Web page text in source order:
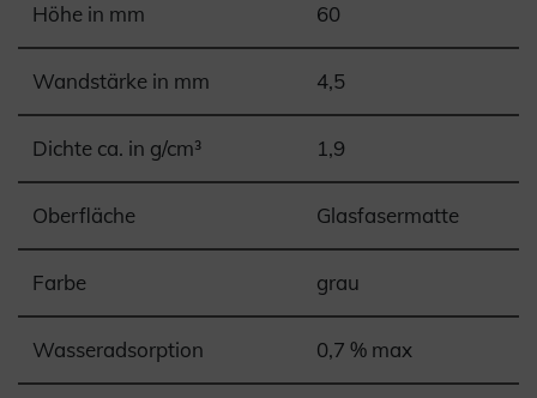
Höhe in mm 60
Wandstärke in mm 4,5
Dichte ca. in g/cm³ 1,9
Oberfläche Glasfasermatte
Farbe grau
Wasseradsorption 0,7 % max